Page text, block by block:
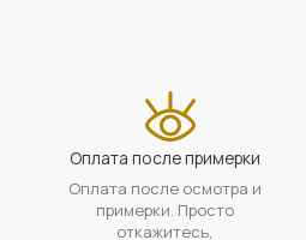
Оплата после примерки
Оплата после осмотра и
примерки. Просто
откажитесь,